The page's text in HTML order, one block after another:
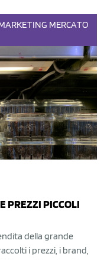
MERCATO
PREZZI PICCOLI
della grande
i prezzi, i brand,